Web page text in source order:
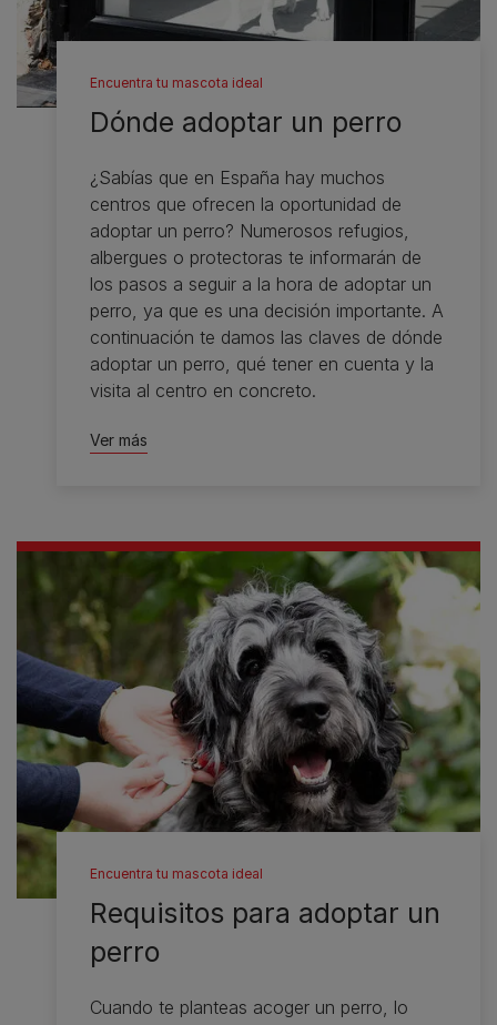
Encuentra tu mascota ideal
Dónde adoptar un perro
¿Sabías que en España hay muchos
centros que ofrecen la oportunidad de
adoptar un perro? Numerosos refugios,
albergues o protectoras te informarán de
los pasos a seguir a la hora de adoptar un
perro, ya que es una decisión importante. A
continuación te damos las claves de dónde
adoptar un perro, qué tener en cuenta y la
visita al centro en concreto.
Ver más
Encuentra tu mascota ideal
Requisitos para adoptar un
perro
Cuando te planteas acoger un perro, lo